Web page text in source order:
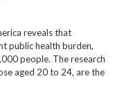
reveals that
public health burden,
people. The research
aged 20 to 24, are the